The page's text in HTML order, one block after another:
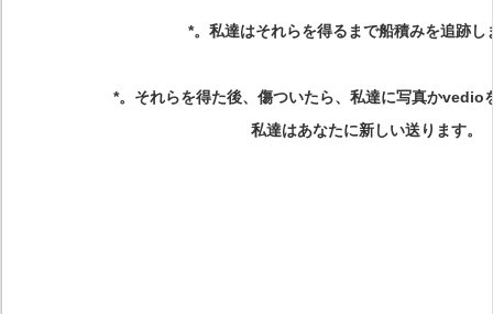
*。私達はそれらを得るまで船積みを追跡し
*。それらを得た後、傷ついたら、私達に写真かvedio
私達はあなたに新しい送ります。